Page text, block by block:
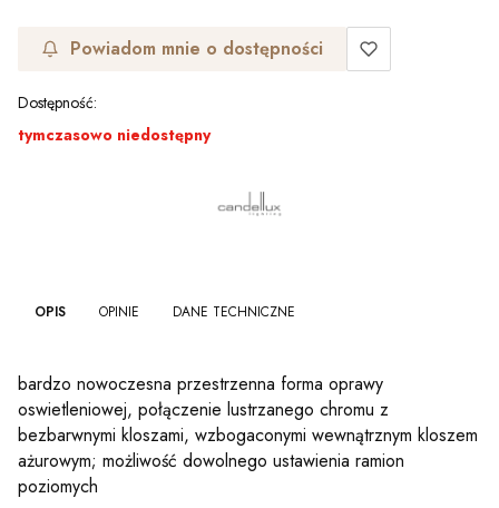
Powiadom mnie o dostępności
Dostępność:
tymczasowo niedostępny
OPIS OPINIE DANE TECHNICZNE
bardzo nowoczesna przestrzenna forma oprawy
oswietleniowej, połączenie lustrzanego chromu z
bezbarwnymi kloszami, wzbogaconymi wewnątrznym kloszem
ażurowym; możliwość dowolnego ustawienia ramion
poziomych